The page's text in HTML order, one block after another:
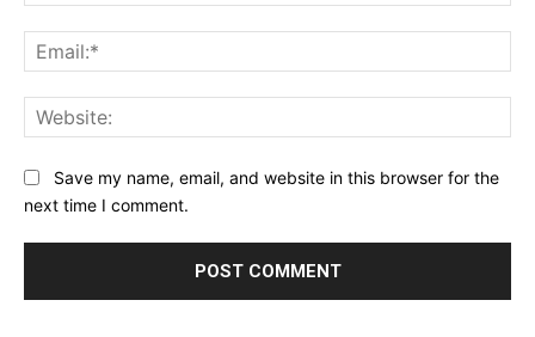
Save my name, email, and website in this browser for the
next time I comment.